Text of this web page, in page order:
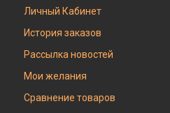
Личный Кабинет
История заказов
Рассылка новостей
Мои желания
Сравнение товаров